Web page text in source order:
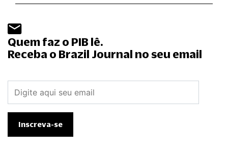
Quem faz o PIB lê.
Receba o Brazil Journal no seu email